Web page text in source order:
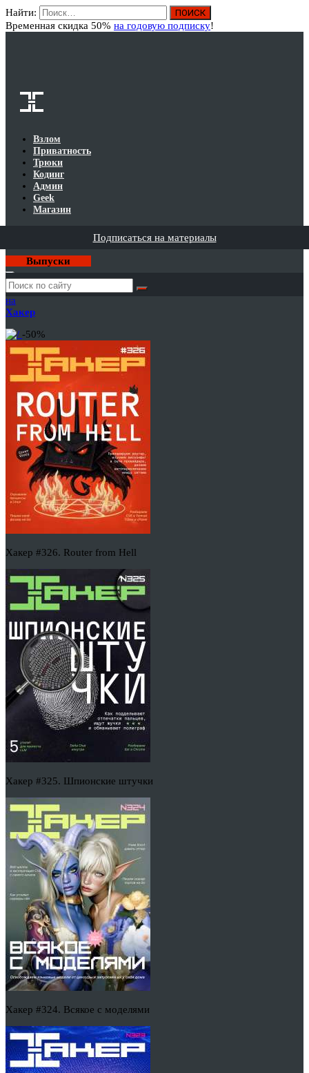
Найти:
Временная скидка 50% на годовую подписку!
Взлом
Приватность
Трюки
Кодинг
Админ
Geek
Магазин
Подписаться на материалы
Выпуски
Годовая
подписка
на
Хакер
-50%
Хакер #326. Router from Hell
Хакер #325. Шпионские штучки
Хакер #324. Всякое с моделями